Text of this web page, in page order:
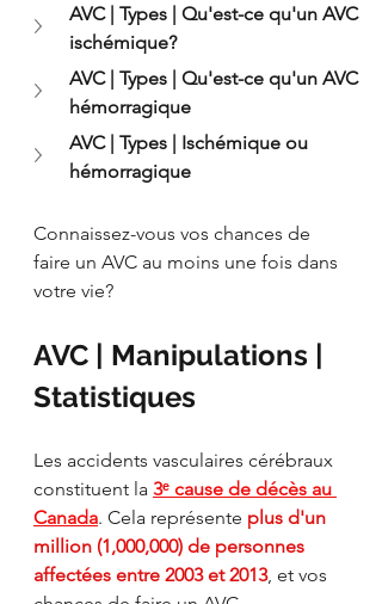
AVC | Types | Qu'est-ce qu'un AVC
ischémique?
AVC | Types | Qu'est-ce qu'un AVC
hémorragique
AVC | Types | Ischémique ou
hémorragique
Connaissez-vous vos chances de
faire un AVC au moins une fois dans
votre vie?
AVC | Manipulations |
Statistiques
Les accidents vasculaires cérébraux
constituent la 3ᵉ cause de décès au
Canada. Cela représente plus d'un
million (1,000,000) de personnes
affectées entre 2003 et 2013, et vos